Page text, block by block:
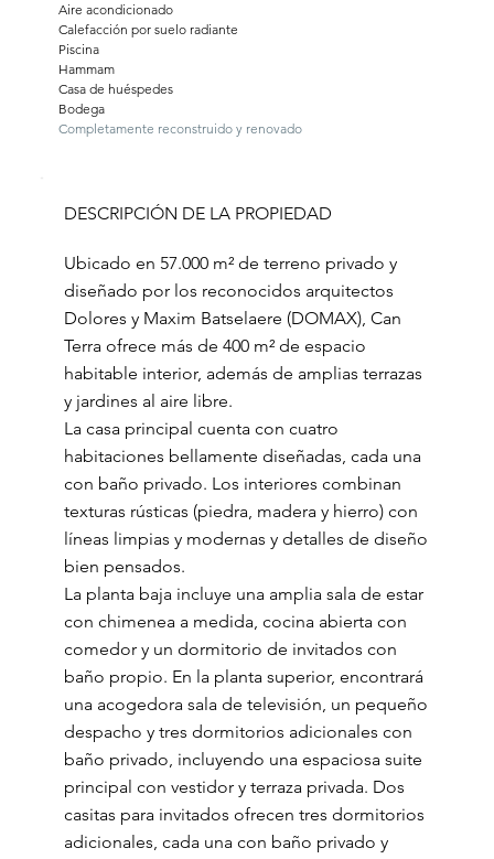
Aire acondicionado
Calefacción por suelo radiante
Piscina
Hammam
Casa de huéspedes
Bodega
Completamente reconstruido y renovado
DESCRIPCIÓN DE LA PROPIEDAD
Ubicado en 57.000 m² de terreno privado y
diseñado por los reconocidos arquitectos
Dolores y Maxim Batselaere (DOMAX), Can
Terra ofrece más de 400 m² de espacio
habitable interior, además de amplias terrazas
y jardines al aire libre.
La casa principal cuenta con cuatro
habitaciones bellamente diseñadas, cada una
con baño privado. Los interiores combinan
texturas rústicas (piedra, madera y hierro) con
líneas limpias y modernas y detalles de diseño
bien pensados.
La planta baja incluye una amplia sala de estar
con chimenea a medida, cocina abierta con
comedor y un dormitorio de invitados con
baño propio. En la planta superior, encontrará
una acogedora sala de televisión, un pequeño
despacho y tres dormitorios adicionales con
baño privado, incluyendo una espaciosa suite
principal con vestidor y terraza privada. Dos
casitas para invitados ofrecen tres dormitorios
adicionales, cada una con baño privado y